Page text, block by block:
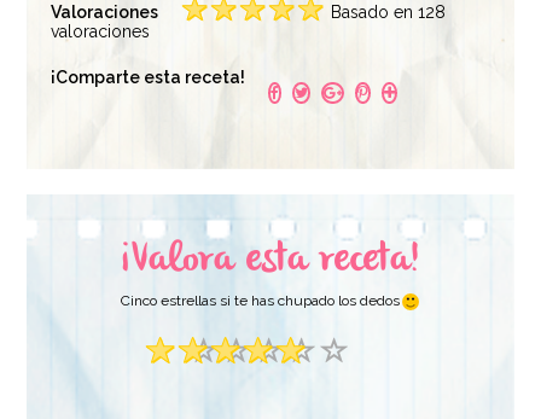
Valoraciones
Basado en 128
valoraciones
¡Comparte esta receta!
¡Valora esta receta!
Cinco estrellas si te has chupado los dedos